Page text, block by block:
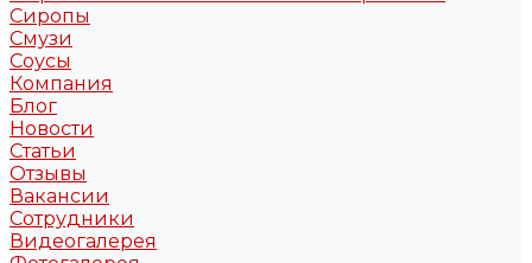
Сиропы
Смузи
Соусы
Компания
Блог
Новости
Статьи
Отзывы
Вакансии
Сотрудники
Видеогалерея